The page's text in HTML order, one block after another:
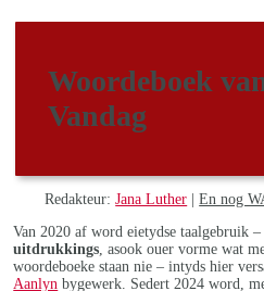
Woordeboek
Vandag
Redakteur:Jana Luther |En nog
Van 2020 af word eietydse taalgebruik
uitdrukkings , asook ouer vorme wat
woordeboeke staan nie – intyds hier
Aanlyn bygewerk. Sedert 2024 word,